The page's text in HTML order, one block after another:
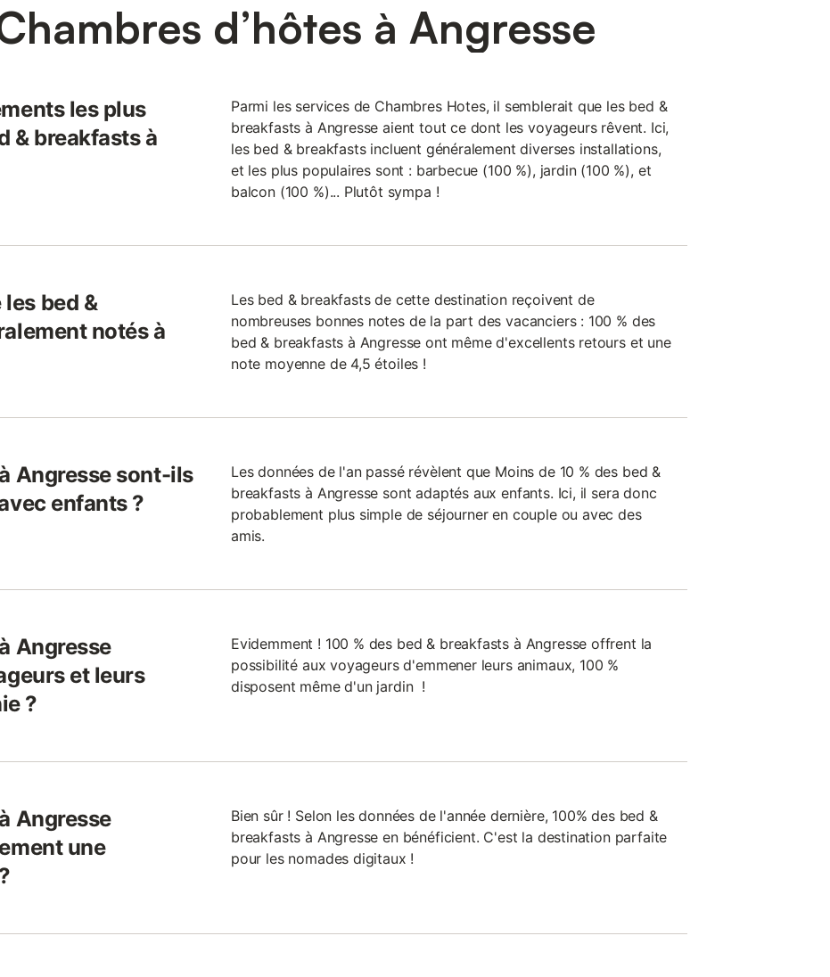
d’hôtes à Angresse
les plus
& breakfasts à
Parmi les services de Chambres Hotes, il semblerait que les bed &
breakfasts à Angresse aient tout ce dont les voyageurs rêvent. Ici,
les bed & breakfasts incluent généralement diverses installations,
et les plus populaires sont : barbecue (100 %), jardin (100 %), et
balcon (100 %)... Plutôt sympa !
bed &
notés à
Les bed & breakfasts de cette destination reçoivent de
nombreuses bonnes notes de la part des vacanciers : 100 % des
bed & breakfasts à Angresse ont même d'excellents retours et une
note moyenne de 4,5 étoiles !
Angresse sont-ils
enfants ?
Les données de l'an passé révèlent que Moins de 10 % des bed &
breakfasts à Angresse sont adaptés aux enfants. Ici, il sera donc
probablement plus simple de séjourner en couple ou avec des
amis.
Angresse
et leurs
?
Evidemment ! 100 % des bed & breakfasts à Angresse offrent la
possibilité aux voyageurs d'emmener leurs animaux, 100 %
disposent même d'un jardin !
Angresse
une
Bien sûr ! Selon les données de l'année dernière, 100% des bed &
breakfasts à Angresse en bénéficient. C'est la destination parfaite
pour les nomades digitaux !